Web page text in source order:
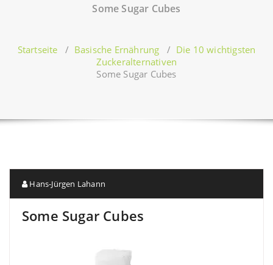
Some Sugar Cubes
Startseite / Basische Ernährung / Die 10 wichtigsten
Zuckeralternativen
Some Sugar Cubes
Hans-Jürgen Lahann
Some Sugar Cubes